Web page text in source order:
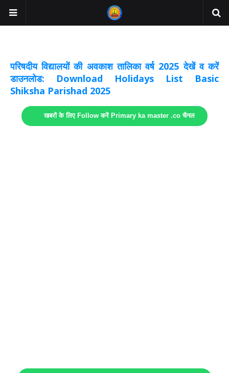
परिषदीय विद्यालयों की अवकाश तालिका वर्ष 2025 देखें व करें
डाउनलोड: Download Holidays List Basic
Shiksha Parishad 2025
खबरों के लिए Follow करें Primary ka master .co चैनल